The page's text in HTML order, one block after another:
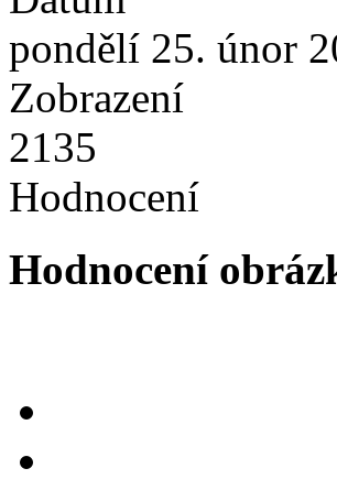
pondělí 25. únor
Zobrazení
2135
Hodnocení
Hodnocení